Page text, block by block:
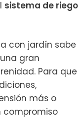
sistema de riego
con jardín sabe
gran
Para que
más o
compromiso